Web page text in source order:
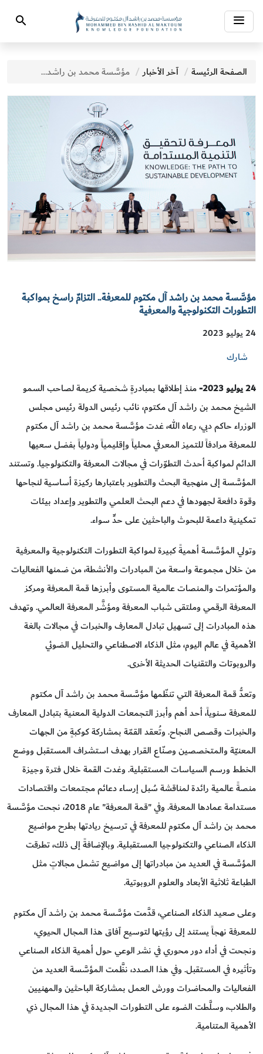
Toggle
navigation
Search
الصفحة الرئيسة آخر الأخبار مؤسَّسة محمد بن راشد آل مكتوم للمعرفة.. التزامٌ راسخ بمواكبة التطورات التكنولوجية والمعرفية
مؤسَّسة محمد بن راشد آل مكتوم للمعرفة.. التزامٌ راسخ بمواكبة
التطورات التكنولوجية والمعرفية
24 يوليو 2023
شارك
24يوليو 2023-
منذ إطلاقها بمبادرةٍ شخصية كريمة لصاحب السمو
الشيخ محمد بن راشد آل مكتوم، نائب رئيس الدولة رئيس مجلس
الوزراء حاكم دبي، رعاه الله، غدت مؤسَّسة محمد بن راشد آل مكتوم
للمعرفة مرادفاً للتميز المعرفي محلياً وإقليمياً ودولياً بفضل سعيها
الدائم لمواكبة أحدث التطوّرات في مجالات المعرفة والتكنولوجيا. وتستند
المؤسَّسة إلى منهجية البحث والتطوير باعتبارها ركيزة أساسية لنجاحها
وقوة دافعة لجهودها في دعم البحث العلمي والتطوير وإعداد بيئات
تمكينية داعمة للبحوث والباحثين على حدٍّ سواء.
وتولي المؤسَّسة أهميةً كبيرة لمواكبة التطورات التكنولوجية والمعرفية
من خلال مجموعة واسعة من المبادرات والأنشطة، من ضمنها الفعاليات
والمؤتمرات والمنصات عالمية المستوى وأبرزها قمة المعرفة ومركز
المعرفة الرقمي وملتقى شباب المعرفة ومؤشَّر المعرفة العالمي. وتهدف
هذه المبادرات إلى تسهيل تبادل المعارف والخبرات في مجالات بالغة
الأهمية في عالم اليوم، مثل الذكاء الاصطناعي والتحليل الضوئي
والروبوتات والتقنيات الحديثة الأخرى.
وتعدُّ قمة المعرفة التي تنظّمها مؤسَّسة محمد بن راشد آل مكتوم
للمعرفة سنوياً، أحد أهم وأبرز التجمعات الدولية المعنية بتبادل المعارف
والخبرات وقصص النجاح. وتُعقد القمّة بمشاركة كوكبةٍ من الجهات
المعنيّة والمتخصصين وصنّاع القرار بهدف استشراف المستقبل ووضع
الخطط ورسم السياسات المستقبلية. وغدت القمة خلال فترة وجيزة
منصةً عالمية رائدة لمناقشة سُبل إرساء دعائم مجتمعات واقتصادات
مستدامة عمادها المعرفة. وفي "قمة المعرفة" عام 2018، نجحت مؤسَّسة
محمد بن راشد آل مكتوم للمعرفة في ترسيخ ريادتها بطرح مواضيع
الذكاء الصناعي والتكنولوجيا المستقبلية. وبالإضافةً إلى ذلك، تطرقت
المؤسَّسة في العديد من مبادراتها إلى مواضيع تشمل مجالاتٍ مثل
الطباعة ثلاثية الأبعاد والعلوم الروبوتية.
وعلى صعيد الذكاء الصناعي، قدَّمت مؤسَّسة محمد بن راشد آل مكتوم
للمعرفة نهجاً يستند إلى رؤيتها لتوسيع آفاق هذا المجال الحيوي،
ونجحت في أداء دور محوري في نشر الوعي حول أهمية الذكاء الصناعي
وتأثيره في المستقبل. وفي هذا الصدد، نظَّمت المؤسَّسة العديد من
الفعاليات والمحاضرات وورش العمل بمشاركة الباحثين والمهنيين
والطلاب، وسلَّطت الضوء على التطورات الجديدة في هذا المجال ذي
الأهمية المتنامية.